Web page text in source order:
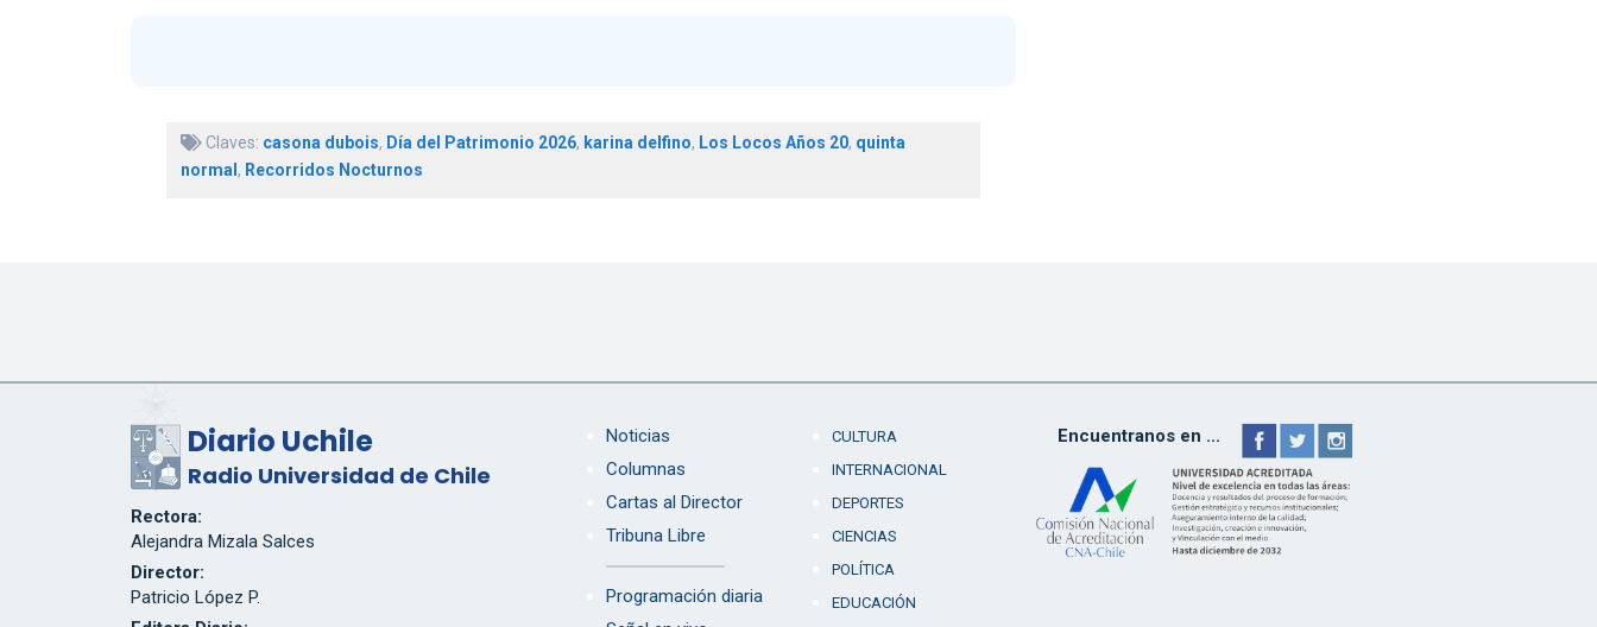
Claves: casona dubois, Día del Patrimonio 2026, karina delfino, Los Locos Años 20, quinta
normal , Recorridos Nocturnos
Diario Uchile
Radio Universidad de Chile
Rectora:
Alejandra Mizala Salces
Director:
Patricio López P.
Noticias
Columnas
Cartas al Director
Tribuna Libre
Programación diaria
CULTURA
INTERNACIONAL
DEPORTES
CIENCIAS
POLÍTICA
EDUCACIÓN
Encuentranos en ...